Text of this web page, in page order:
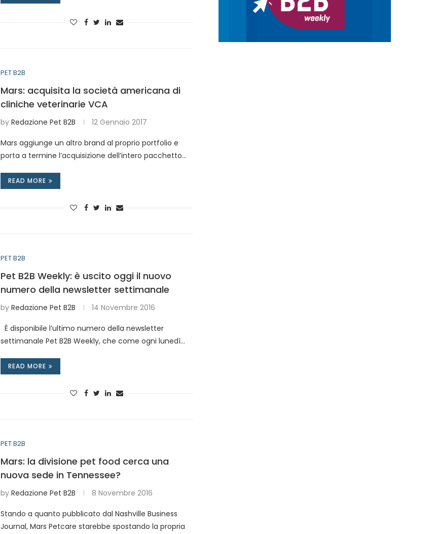
PET B2B
Mars: acquisita la società americana di
cliniche veterinarie VCA
by Redazione Pet B2B 12 Gennaio 2017
Mars aggiunge un altro brand al proprio portfolio e
porta a termine l’acquisizione dell’intero pacchetto…
READ MORE
PET B2B
Pet B2B Weekly: è uscito oggi il nuovo
numero della newsletter settimanale
by Redazione Pet B2B 14 Novembre 2016
È disponibile l’ultimo numero della newsletter
settimanale Pet B2B Weekly, che come ogni lunedì…
READ MORE
PET B2B
Mars: la divisione pet food cerca una
nuova sede in Tennessee?
by Redazione Pet B2B 8 Novembre 2016
Stando a quanto pubblicato dal Nashville Business
Journal, Mars Petcare starebbe spostando la propria